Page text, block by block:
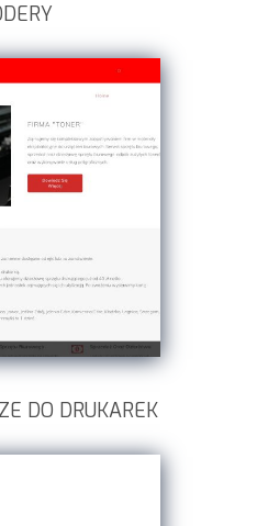
DO DRUKAREK